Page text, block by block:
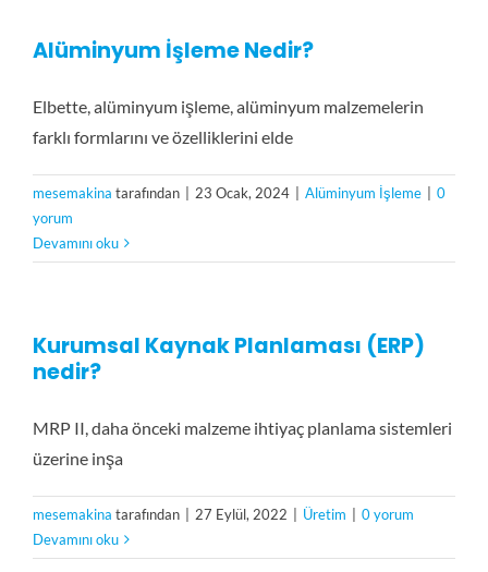
Alüminyum İşleme Nedir?
Elbette, alüminyum işleme, alüminyum malzemelerin
farklı formlarını ve özelliklerini elde
mesemakina tarafından 23 Ocak, 2024 Alüminyum İşleme
0
yorum
Devamını oku
Kurumsal Kaynak Planlaması (ERP)
nedir?
MRP II, daha önceki malzeme ihtiyaç planlama sistemleri
üzerine inşa
mesemakina tarafından 27 Eylül, 2022 Üretim
0 yorum
Devamını oku